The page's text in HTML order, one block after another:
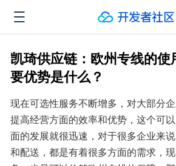
凯琦供应链：欧州专线的
要优势是什么？
现在可选性服务不断增多，对大部分
提高经营方面的效率和优势，这个可
面的发展就很迅速，对于很多企业来
和配送，都是有着很多方面的需求，